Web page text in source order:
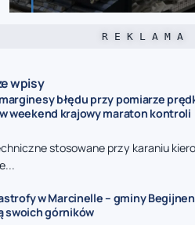
R E K L A M A
wpisy
błędu przy pomiarze
weekend krajowy maraton kontroli
stosowane przy karaniu
w Marcinelle – gminy
swoich górników